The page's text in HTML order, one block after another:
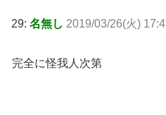
29: 名無し 2019/03/26(火)
完全に怪我人次第